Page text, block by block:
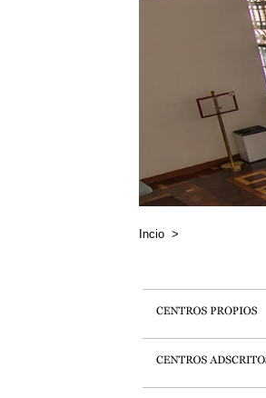
Incio >